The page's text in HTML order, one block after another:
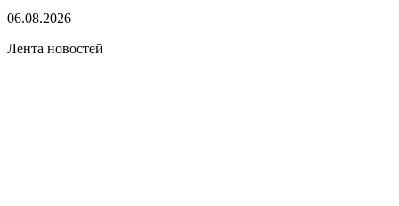
06.08.2026
Лента новостей